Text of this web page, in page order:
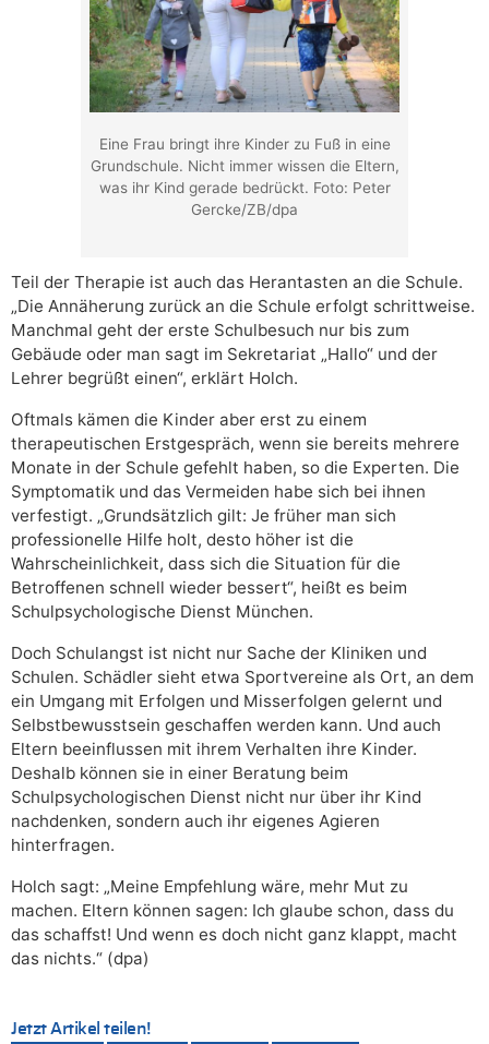
Eine Frau bringt ihre Kinder zu Fuß in eine
Grundschule. Nicht immer wissen die Eltern,
was ihr Kind gerade bedrückt. Foto: Peter
Gercke/ZB/dpa
Teil der Therapie ist auch das Herantasten an die Schule.
„Die Annäherung zurück an die Schule erfolgt schrittweise.
Manchmal geht der erste Schulbesuch nur bis zum
Gebäude oder man sagt im Sekretariat „Hallo“ und der
Lehrer begrüßt einen“, erklärt Holch.
Oftmals kämen die Kinder aber erst zu einem
therapeutischen Erstgespräch, wenn sie bereits mehrere
Monate in der Schule gefehlt haben, so die Experten. Die
Symptomatik und das Vermeiden habe sich bei ihnen
verfestigt. „Grundsätzlich gilt: Je früher man sich
professionelle Hilfe holt, desto höher ist die
Wahrscheinlichkeit, dass sich die Situation für die
Betroffenen schnell wieder bessert“, heißt es beim
Schulpsychologische Dienst München.
Doch Schulangst ist nicht nur Sache der Kliniken und
Schulen. Schädler sieht etwa Sportvereine als Ort, an dem
ein Umgang mit Erfolgen und Misserfolgen gelernt und
Selbstbewusstsein geschaffen werden kann. Und auch
Eltern beeinflussen mit ihrem Verhalten ihre Kinder.
Deshalb können sie in einer Beratung beim
Schulpsychologischen Dienst nicht nur über ihr Kind
nachdenken, sondern auch ihr eigenes Agieren
hinterfragen.
Holch sagt: „Meine Empfehlung wäre, mehr Mut zu
machen. Eltern können sagen: Ich glaube schon, dass du
das schaffst! Und wenn es doch nicht ganz klappt, macht
das nichts.“ (dpa)
Jetzt Artikel teilen!